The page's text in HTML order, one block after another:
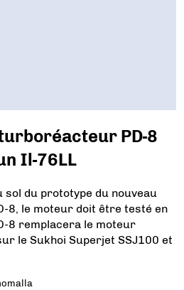
PD-8
Il-76LL
sol du prototype du nouveau
8, le moteur doit être testé en
8 remplacera le moteur
le Sukhoi Superjet SSJ100 et